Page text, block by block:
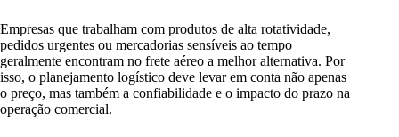
Empresas que trabalham com produtos de alta rotatividade,
pedidos urgentes ou mercadorias sensíveis ao tempo
geralmente encontram no frete aéreo a melhor alternativa. Por
isso, o planejamento logístico deve levar em conta não apenas
o preço, mas também a confiabilidade e o impacto do prazo na
operação comercial.